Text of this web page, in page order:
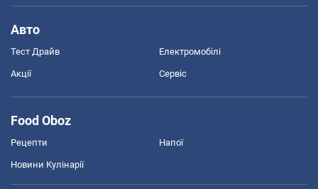
Авто
Тест Драйв Електромобілі
Акції Сервіс
Food Oboz
Рецепти Напої
Новини Кулінарії